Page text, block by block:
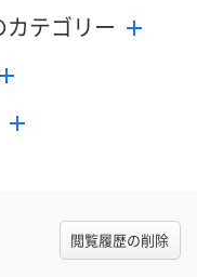
カテゴリー
閲覧履歴の削除